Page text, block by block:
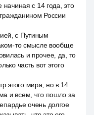
начиная с 14 года, это
России
с Путиным
то смысле вообще
и прочее, да, то
часть вот этого
этого мира, но в 14
и всем, что пошло за
очень долгое